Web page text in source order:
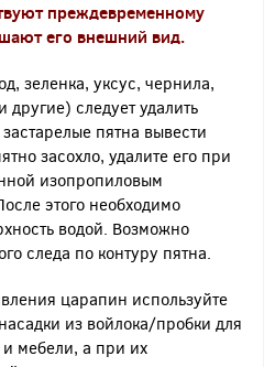
преждевременному
его внешний вид.
зеленка, уксус, чернила,
следует удалить
пятна вывести
засохло, удалите его при
изопропиловым
этого необходимо
водой. Возможно
следа по контуру пятна.
царапин используйте
из войлока/пробки для
мебели, а при их